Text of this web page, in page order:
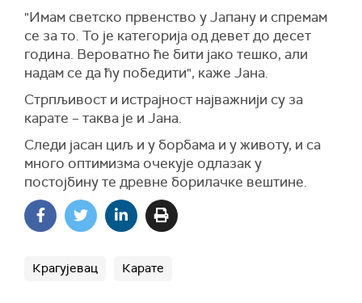
"Имам светско првенство у Јапану и спремам
се за то. То је категорија од девет до десет
година. Вероватно ће бити јако тешко, али
надам се да ћу победити", каже Јана.
Стрпљивост и истрајност најважнији су за
карате – таква је и Јана.
Следи јасан циљ и у борбама и у животу, и са
много оптимизма очекује одлазак у
постојбину те древне борилачке вештине.
Крагујевац Карате